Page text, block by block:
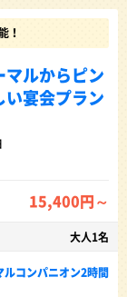
！
ルからピン
宴会プラン
15,400円～
大人1名
ルコンパニオン2時間